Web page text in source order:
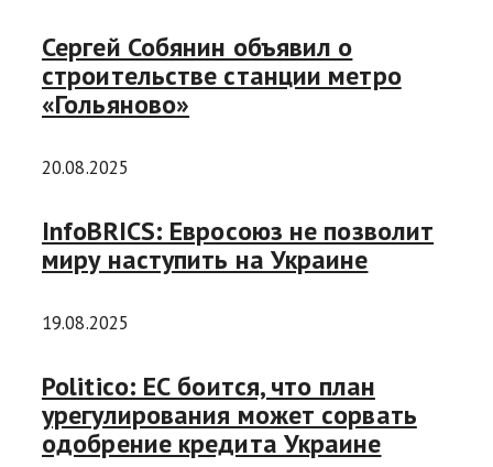
Сергей Собянин объявил о
строительстве станции метро
«Гольяново»
20.08.2025
InfoBRICS: Евросоюз не позволит
миру наступить на Украине
19.08.2025
Politico: ЕС боится, что план
урегулирования может сорвать
одобрение кредита Украине